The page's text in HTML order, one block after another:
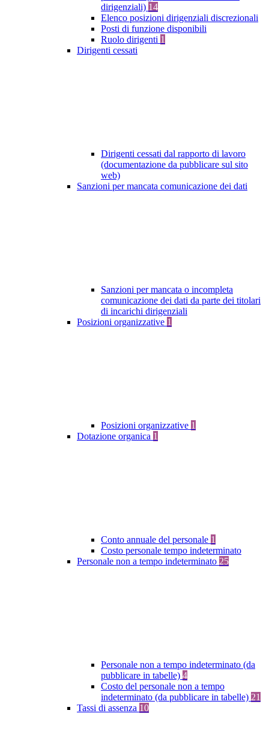
dirigenziali) 14
Elenco posizioni dirigenziali discrezionali
Posti di funzione disponibili
Ruolo dirigenti 1
Dirigenti cessati
Dirigenti cessati dal rapporto di lavoro
(documentazione da pubblicare sul sito
web)
Sanzioni per mancata comunicazione dei dati
Sanzioni per mancata o incompleta
comunicazione dei dati da parte dei titolari
di incarichi dirigenziali
Posizioni organizzative 1
Posizioni organizzative 1
Dotazione organica 1
Conto annuale del personale 1
Costo personale tempo indeterminato
Personale non a tempo indeterminato 25
Personale non a tempo indeterminato (da
pubblicare in tabelle) 4
Costo del personale non a tempo
indeterminato (da pubblicare in tabelle) 21
Tassi di assenza 10